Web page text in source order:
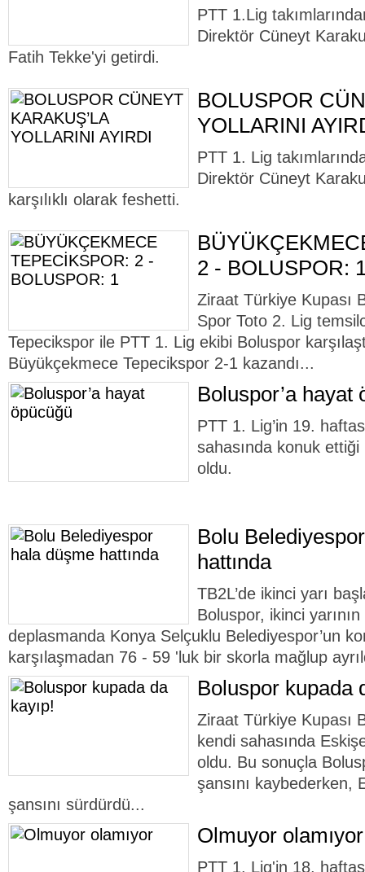
PTT 1.Lig
Direktör Cüneyt
Fatih Tekke'yi getirdi.
BOLUSPOR
YOLLARINI
PTT 1. Lig
Direktör Cüneyt
karşılıklı olarak feshetti.
2 - BOLUSPOR:
Ziraat Türkiye Kupası
Spor Toto 2. Lig
Tepecikspor ile PTT 1. Lig ekibi Boluspor
Büyükçekmece Tepecikspor 2-1 kazandı...
Boluspor’a hayat
PTT 1. Lig’in 19.
sahasında konuk
oldu.
Bolu
hattında
TB2L’de ikinci yarı
Boluspor, ikinci
deplasmanda Konya Selçuklu Belediyespor’un
karşılaşmadan 76 - 59 'luk bir skorla mağlup
Boluspor kupada
Ziraat Türkiye Kupası
kendi sahasında
oldu. Bu sonuçla
şansını kaybederken,
şansını sürdürdü...
Olmuyor olamıyor
PTT 1. Lig'in 18.